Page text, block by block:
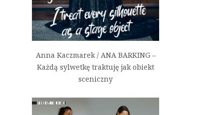
Anna Kaczmarek / ANA BARKING –
Każdą sylwetkę traktuję jak obiekt
sceniczny